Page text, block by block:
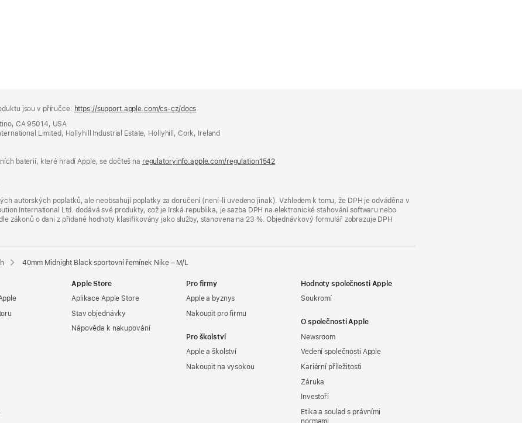
jsou v příručce: https://support.apple.com/cs-cz/docs
okně)
CA 95014, USA
Limited, Hollyhill Industrial Estate, Hollyhill, Cork, Ireland
baterií, které hradí Apple, se dočteš na regulatoryinfo.apple.com/regulation1542
autorských poplatků, ale neobsahují poplatky za doručení (není-li uvedeno jinak). Vzhledem k tomu, že DPH je odváděna v
International Ltd. dodává své produkty, což je Irská republika, je sazba DPH na elektronické stahování softwaru nebo
zákonů o dani z přidané hodnoty klasifikovány jako služby, stanovena na 23 %. Objednávkový formulář zobrazuje DPH
40mm Midnight Black sportovní řemínek Nike – M/L
Apple Store
Aplikace Apple Store
Stav objednávky
Nápověda k nakupování
Pro firmy
Apple a byznys
Nakoupit pro firmu
Pro školství
Apple a školství
Nakoupit na vysokou
Hodnoty společnosti Apple
Soukromí
O společnosti Apple
Newsroom
Vedení společnosti Apple
Kariérní příležitosti
Záruka
Investoři
Etika a soulad s právními
normami